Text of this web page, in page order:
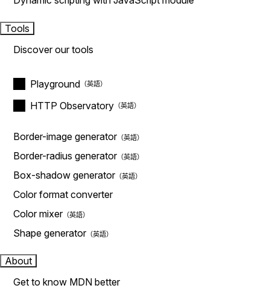
Tools
Discover our tools
Playground
HTTP Observatory
Border-image generator
Border-radius generator
Box-shadow generator
Color format converter
Color mixer
Shape generator
About
Get to know MDN better